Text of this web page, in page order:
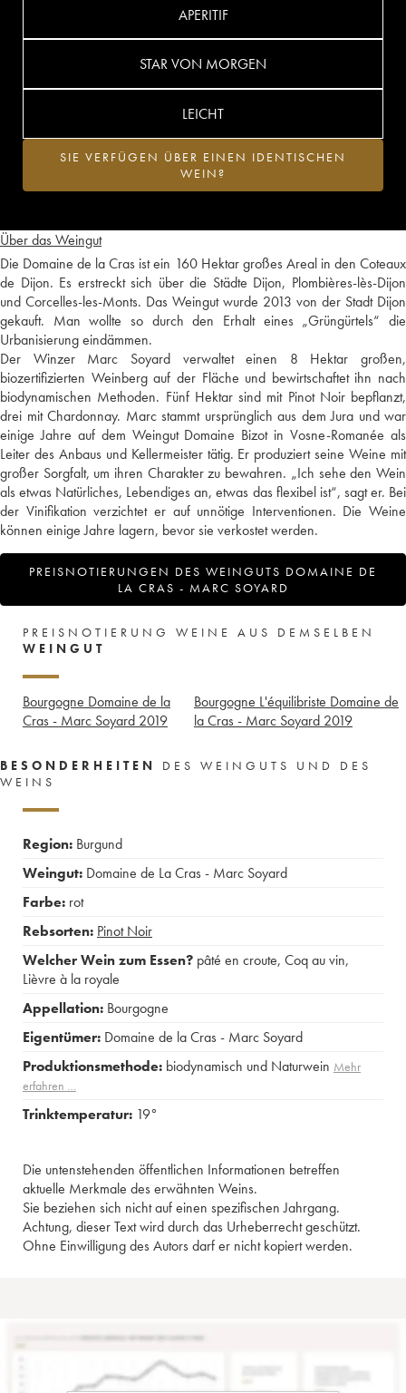
Über das Weingut
Die Domaine de la Cras ist ein 160 Hektar großes Areal in den Coteaux
de Dijon. Es erstreckt sich über die Städte Dijon, Plombières-lès-Dijon
und Corcelles-les-Monts. Das Weingut wurde 2013 von der Stadt Dijon
gekauft. Man wollte so durch den Erhalt eines „Grüngürtels“ die
Urbanisierung eindämmen.
Der Winzer Marc Soyard verwaltet einen 8 Hektar großen,
biozertifizierten Weinberg auf der Fläche und bewirtschaftet ihn nach
biodynamischen Methoden. Fünf Hektar sind mit Pinot Noir bepflanzt,
drei mit Chardonnay. Marc stammt ursprünglich aus dem Jura und war
einige Jahre auf dem Weingut Domaine Bizot in Vosne-Romanée als
Leiter des Anbaus und Kellermeister tätig. Er produziert seine Weine mit
großer Sorgfalt, um ihren Charakter zu bewahren. „Ich sehe den Wein
als etwas Natürliches, Lebendiges an, etwas das flexibel ist“, sagt er. Bei
der Vinifikation verzichtet er auf unnötige Interventionen. Die Weine
können einige Jahre lagern, bevor sie verkostet werden.
PREISNOTIERUNGEN DES WEINGUTS DOMAINE DE
LA CRAS - MARC SOYARD
APERITIF
STAR VON MORGEN
LEICHT
SIE VERFÜGEN ÜBER EINEN IDENTISCHEN
WEIN?
PREISNOTIERUNG WEINE AUS DEMSELBEN
WEINGUT
Bourgogne Domaine de la
Cras - Marc Soyard 2019
Bourgogne L'équilibriste Domaine de
la Cras - Marc Soyard 2019
BESONDERHEITEN
DES WEINGUTS UND DES
WEINS
Region: Burgund
Weingut: Domaine de La Cras - Marc Soyard
Farbe: rot
Rebsorten: Pinot Noir
Welcher Wein zum Essen? pâté en croute, Coq au vin,
Lièvre à la royale
Appellation: Bourgogne
Eigentümer: Domaine de la Cras - Marc Soyard
Produktionsmethode: biodynamisch und Naturwein Mehr
erfahren …
Trinktemperatur: 19°
Die untenstehenden öffentlichen Informationen betreffen
aktuelle Merkmale des erwähnten Weins.
Sie beziehen sich nicht auf einen spezifischen Jahrgang.
Achtung, dieser Text wird durch das Urheberrecht geschützt.
Ohne Einwilligung des Autors darf er nicht kopiert werden.